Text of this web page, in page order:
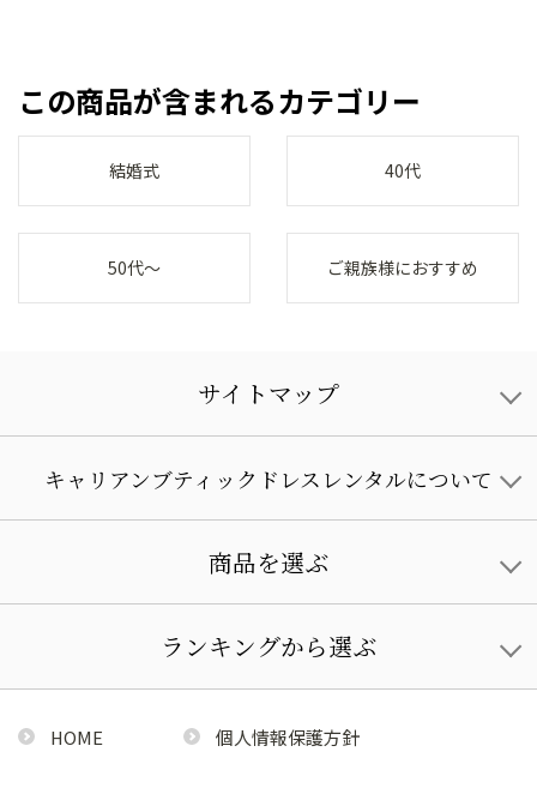
この商品が含まれるカテゴリー
結婚式 40代
50代～ ご親族様におすすめ
サイトマップ
キャリアンブティックドレスレンタルについて
商品を選ぶ
ランキングから選ぶ
HOME 個人情報保護方針